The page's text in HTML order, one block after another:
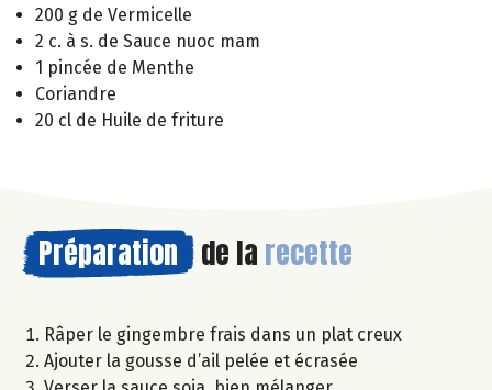
200 g de Vermicelle
2 c. à s. de Sauce nuoc mam
1 pincée de Menthe
Coriandre
20 cl de Huile de friture
Préparation de la recette
Râper le gingembre frais dans un plat creux
Ajouter la gousse d’ail pelée et écrasée